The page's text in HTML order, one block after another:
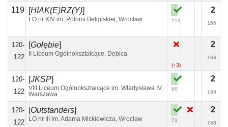
119 [HIAK(E)RZ(Y)]
LO nr XIV im. Polonii Belgijskiej, Wrocław 153
2
166
120-
122
[Gołębie]
II Liceum Ogólnokształcące, Dębica
(+3)
2
168
120-
122
[JKSP]
VIII Liceum Ogólnokształcące im. Władysława IV,
Warszawa
95
2
168
120-
122
[Outstanders]
LO nr III im. Adama Mickiewicza, Wrocław
71
2
168